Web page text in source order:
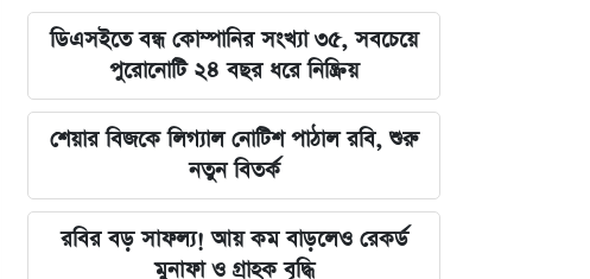
ডিএসইতে বন্ধ কোম্পানির সংখ্যা ৩৫, সবচেয়ে
পুরোনোটি ২৪ বছর ধরে নিষ্ক্রিয়
শেয়ার বিজকে লিগ্যাল নোটিশ পাঠাল রবি, শুরু
নতুন বিতর্ক
রবির বড় সাফল্য! আয় কম বাড়লেও রেকর্ড
মুনাফা ও গ্রাহক বৃদ্ধি